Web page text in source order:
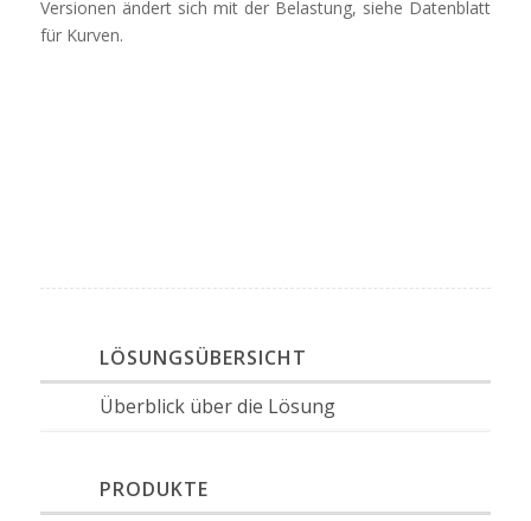
Versionen ändert sich mit der Belastung, siehe Datenblatt
für Kurven.
LÖSUNGSÜBERSICHT
Überblick über die Lösung
PRODUKTE